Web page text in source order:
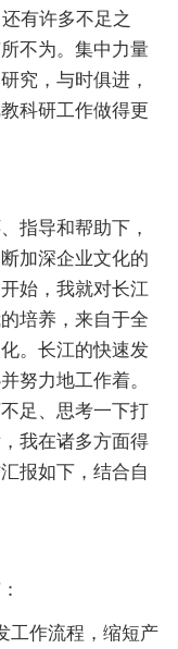
有许多不足之
不为。集中力量
究，与时俱进，
科研工作做得更
导和帮助下，
加深企业文化的
始，我就对长江
培养，来自于全
。长江的快速发
努力地工作着。
足、思考一下打
我在诸多方面得
报如下，结合自
作流程，缩短产